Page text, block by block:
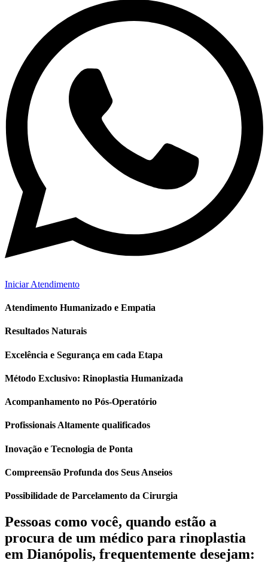
Iniciar Atendimento
Atendimento Humanizado e Empatia
Resultados Naturais
Excelência e Segurança em cada Etapa
Método Exclusivo: Rinoplastia Humanizada
Acompanhamento no Pós-Operatório
Profissionais Altamente qualificados
Inovação e Tecnologia de Ponta
Compreensão Profunda dos Seus Anseios
Possibilidade de Parcelamento da Cirurgia
Pessoas como você, quando estão a
procura de um médico para rinoplastia
em Dianópolis, frequentemente desejam: